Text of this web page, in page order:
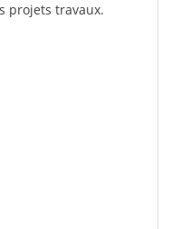
projets travaux.